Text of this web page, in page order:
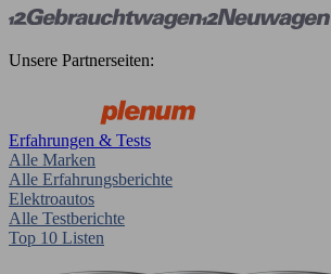
Unsere Partnerseiten:
Erfahrungen & Tests
Alle Marken
Alle Erfahrungsberichte
Elektroautos
Alle Testberichte
Top 10 Listen